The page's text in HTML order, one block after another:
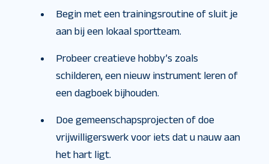
Begin met een trainingsroutine of sluit je
aan bij een lokaal sportteam.
Probeer creatieve hobby’s zoals
schilderen, een nieuw instrument leren of
een dagboek bijhouden.
Doe gemeenschapsprojecten of doe
vrijwilligerswerk voor iets dat u nauw aan
het hart ligt.